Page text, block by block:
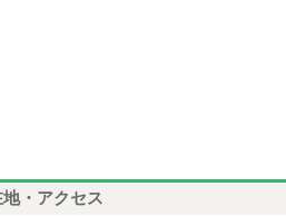
地・アクセス